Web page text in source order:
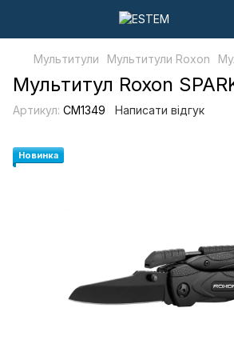
Мультитули Мультитули Roxon
Мультитул Roxon
Артикул: CM1349 Написати відгук
Новинка